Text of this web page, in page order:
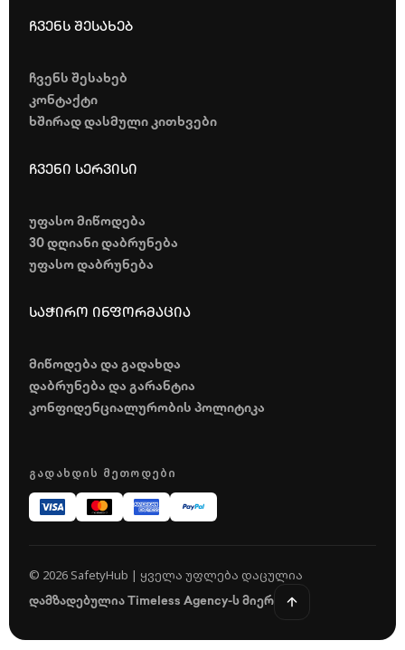
ჩვენს შესახებ
ჩვენს შესახებ
კონტაქტი
ხშირად დასმული კითხვები
ჩვენი სერვისი
უფასო მიწოდება
30 დღიანი დაბრუნება
უფასო დაბრუნება
საჭირო ინფორმაცია
მიწოდება და გადახდა
დაბრუნება და გარანტია
კონფიდენციალურობის პოლიტიკა
ᲒᲐᲓᲐᲮᲓᲘᲡ ᲛᲔᲗᲝᲓᲔᲑᲘ
© 2026 SafetyHub | ყველა უფლება დაცულია
დამზადებულია Timeless Agency-ს მიერ